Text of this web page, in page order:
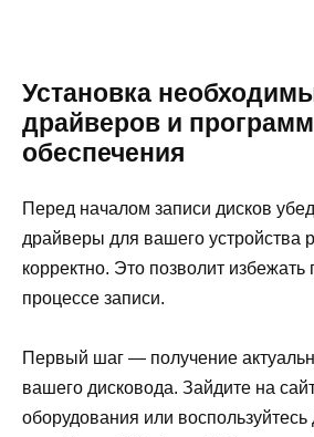
Установка
драйверов и
обеспечения
Перед началом записи дисков
драйверы для вашего устройства
корректно. Это позволит избежать
процессе записи.
Первый шаг — получение
вашего дисковода. Зайдите на
оборудования или воспользуйтесь